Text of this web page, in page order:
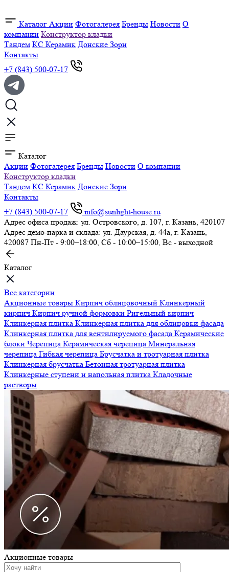
Каталог Акции Фотогалерея Бренды Новости О
компании Конструктор кладки
Тандем КС Керамик Донские Зори
Контакты
+7 (843) 500-07-17
Каталог
Акции Фотогалерея Бренды Новости О компании
Конструктор кладки
Тандем КС Керамик Донские Зори
Контакты
+7 (843) 500-07-17
info@sunlight-house.ru
Адрес офиса продаж: ул. Островского, д. 107, г. Казань, 420107
Адрес демо-парка и склада: ул. Даурская, д. 44а, г. Казань,
420087 Пн-Пт - 9:00–18:00, Сб - 10:00–15:00, Вс - выходной
Каталог
Все категории
Акционные товары Кирпич облицовочный Клинкерный
кирпич Кирпич ручной формовки Ригельный кирпич
Клинкерная плитка Клинкерная плитка для облицовки фасада
Клинкерная плитка для вентилируемого фасада Керамические
блоки Черепица Керамическая черепица Минеральная
черепица Гибкая черепица Брусчатка и тротуарная плитка
Клинкерная брусчатка Бетонная тротуарная плитка
Клинкерные ступени и напольная плитка Кладочные
растворы
Акционные товары